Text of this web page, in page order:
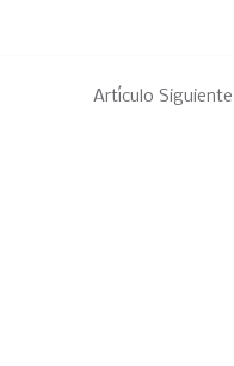
Artículo Siguiente